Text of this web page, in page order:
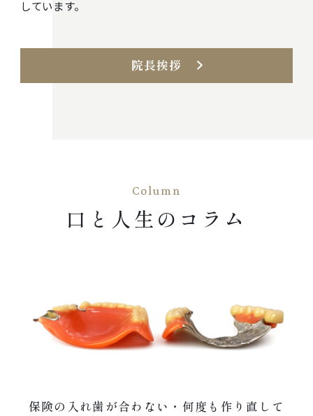
しています。
院長挨拶
Column
口と人生のコラム
保険の入れ歯が合わない・何度も作り直して